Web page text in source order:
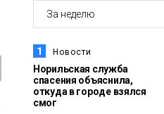
14:30
Новости
связи с
1 Новости
Норильская служба
спасения объяснила,
откуда в городе взялся
смог